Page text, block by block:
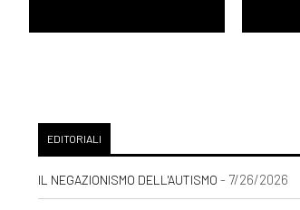
EDITORIALI
IL NEGAZIONISMO DELL'AUTISMO - 7/26/2026